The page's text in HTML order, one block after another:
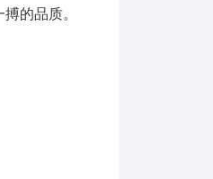
的品质。